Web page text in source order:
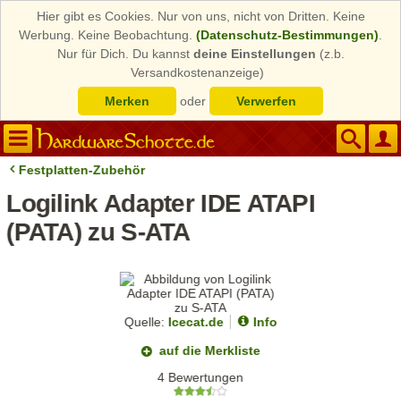
Hier gibt es Cookies. Nur von uns, nicht von Dritten. Keine
Werbung. Keine Beobachtung. (Datenschutz-Bestimmungen)
Nur für Dich. Du kannst deine Einstellungen (z.b.
Versandkostenanzeige)
Merken
oder Verwerfen
Festplatten-Zubehör
Logilink Adapter IDE ATAPI
(PATA) zu S-ATA
Quelle: Icecat.de
Info
auf die Merkliste
4 Bewertungen